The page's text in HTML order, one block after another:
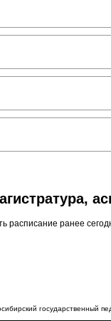
расписание ранее
государственный